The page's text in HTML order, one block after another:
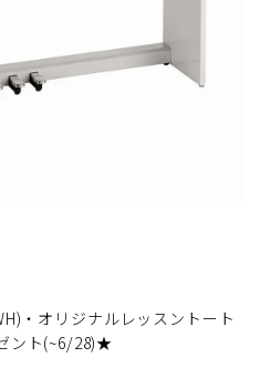
・オリジナルレッスントート
ント(~6/28)★